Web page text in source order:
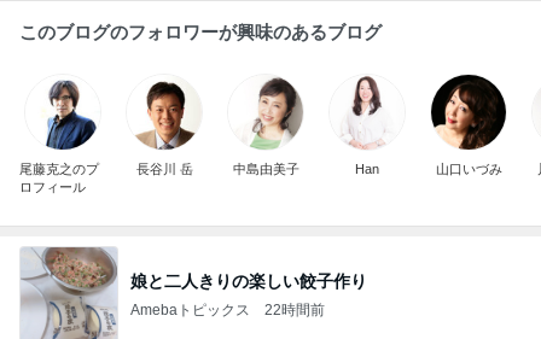
このブログのフォロワーが興味のあるブログ
尾藤克之のプ
ロフィール
長谷川 岳 中島由美子 Han 山口いづみ
娘と二人きりの楽しい餃子作り
Amebaトピックス 22時間前